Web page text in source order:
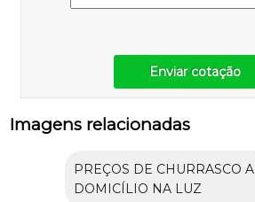
Enviar cotação
Imagens relacionadas
PREÇOS DE CHURRASCO A
DOMICÍLIO NA LUZ